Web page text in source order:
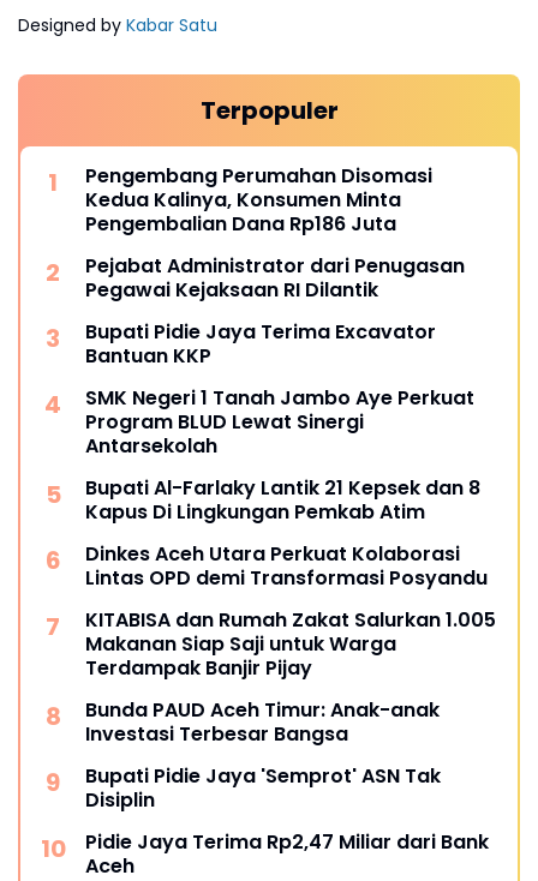
Designed by Kabar Satu
Terpopuler
Pengembang Perumahan Disomasi
Kedua Kalinya, Konsumen Minta
Pengembalian Dana Rp186 Juta
Pejabat Administrator dari Penugasan
Pegawai Kejaksaan RI Dilantik
Bupati Pidie Jaya Terima Excavator
Bantuan KKP
SMK Negeri 1 Tanah Jambo Aye Perkuat
Program BLUD Lewat Sinergi
Antarsekolah
Bupati Al-Farlaky Lantik 21 Kepsek dan 8
Kapus Di Lingkungan Pemkab Atim
Dinkes Aceh Utara Perkuat Kolaborasi
Lintas OPD demi Transformasi Posyandu
KITABISA dan Rumah Zakat Salurkan 1.005
Makanan Siap Saji untuk Warga
Terdampak Banjir Pijay
Bunda PAUD Aceh Timur: Anak-anak
Investasi Terbesar Bangsa
Bupati Pidie Jaya 'Semprot' ASN Tak
Disiplin
Pidie Jaya Terima Rp2,47 Miliar dari Bank
Aceh